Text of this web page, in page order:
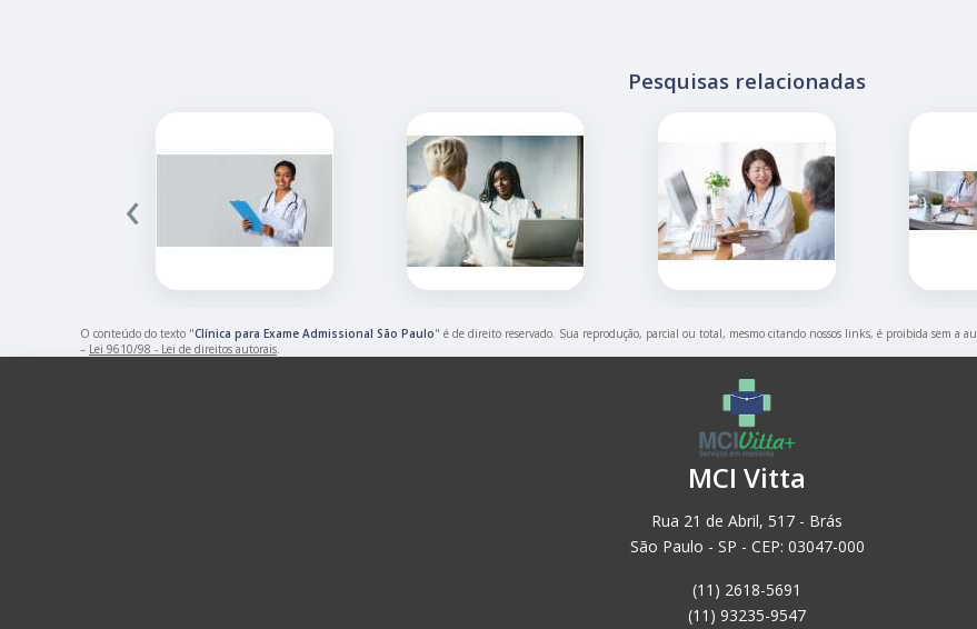
Pesquisas relacionadas
‹
O conteúdo do texto "Clínica para Exame Admissional São Paulo" é de direito reservado. Sua reprodução, parcial ou total, mesmo citando nossos links, é proibida sem a
– Lei 9610/98 - Lei de direitos autorais.
MCI Vitta
Rua 21 de Abril, 517 - Brás
São Paulo - SP - CEP: 03047-000
(11) 2618-5691
(11) 93235-9547